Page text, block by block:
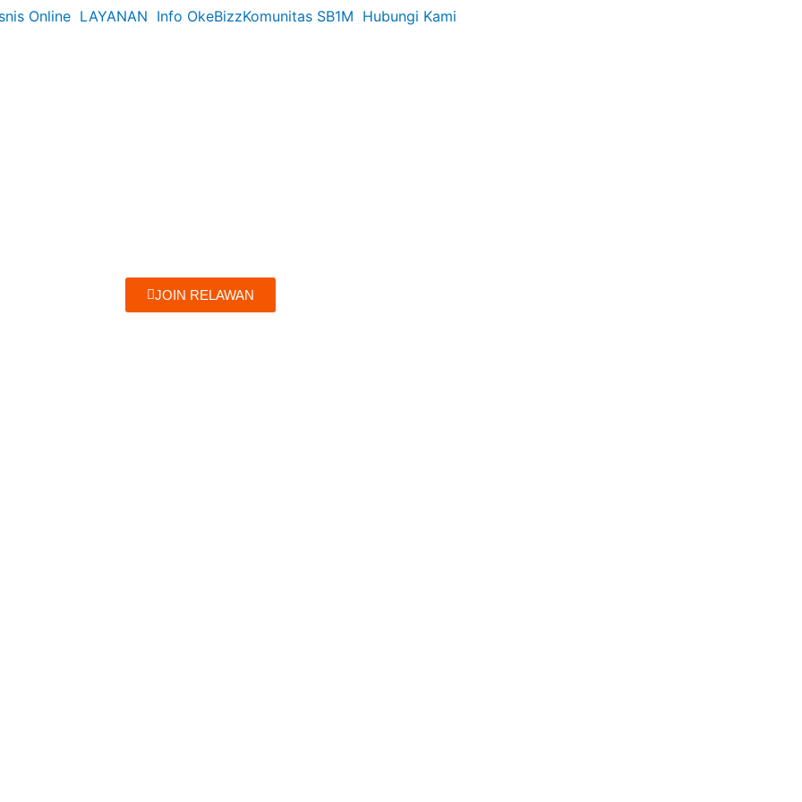
Online LAYANAN Info OkeBizzKomunitas SB1M Hubungi Kami
JOIN RELAWAN